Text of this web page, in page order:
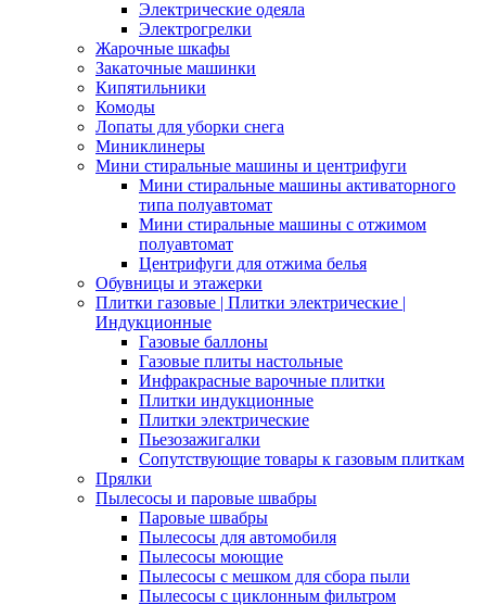
Электрические одеяла
Электрогрелки
Жарочные шкафы
Закаточные машинки
Кипятильники
Комоды
Лопаты для уборки снега
Миниклинеры
Мини стиральные машины и центрифуги
Мини стиральные машины активаторного
типа полуавтомат
Мини стиральные машины с отжимом
полуавтомат
Центрифуги для отжима белья
Обувницы и этажерки
Плитки газовые | Плитки электрические |
Индукционные
Газовые баллоны
Газовые плиты настольные
Инфракрасные варочные плитки
Плитки индукционные
Плитки электрические
Пьезозажигалки
Сопутствующие товары к газовым плиткам
Прялки
Пылесосы и паровые швабры
Паровые швабры
Пылесосы для автомобиля
Пылесосы моющие
Пылесосы с мешком для сбора пыли
Пылесосы с циклонным фильтром